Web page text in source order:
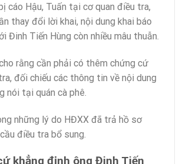
cáo Hậu, Tuấn tại cơ quan điều tra,
thay đổi lời khai, nội dung khai báo
Đinh Tiến Hùng còn nhiều mâu thuẫn.
rằng cần phải có thêm chứng cứ
đối chiếu các thông tin về nội dung
nói tại quán cà phê.
những lý do HĐXX đã trả hồ sơ
điều tra bổ sung.
khẳng định ông Đinh Tiến